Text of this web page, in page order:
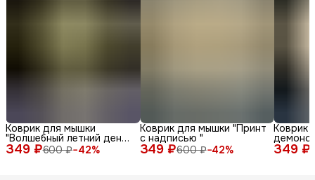
349 ₽600 ₽−42%
Коврик для мышки
"Волшебный летний день
с енотом среди ромашек
и бабочек"
349 ₽600 ₽−42%
Коврик для мышки "Принт
с надписью "
349 ₽
Коврик
лица и